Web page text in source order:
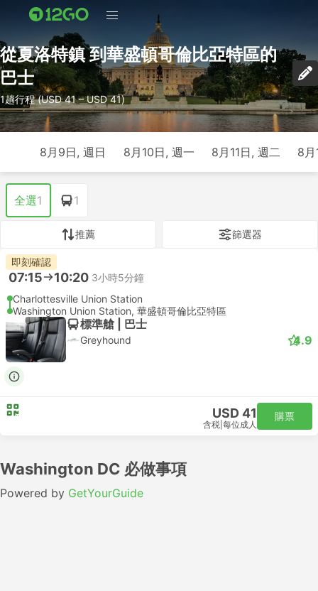
從夏洛特鎮 到華盛頓哥倫比亞特區的
巴士
1趟行程 (USD 41 – USD 41)
8月9日, 週日 8月10日, 週一 8月11日, 週二 8
全選1 1
推薦 篩選器
即刻確認
07:15 10:20 3小時5分鐘
Charlottesville Union Station
Washington Union Station, 華盛頓哥倫比亞特區
標準艙 | 巴士
Greyhound 4.9
USD 41
含税 每位成人
購票
Washington DC 必做事項
Powered by GetYourGuide